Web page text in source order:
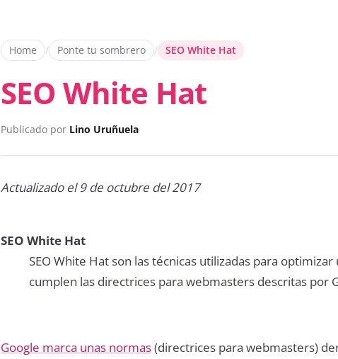
Home / Ponte tu sombrero / SEO White Hat
SEO White Hat
Publicado por Lino Uruñuela
Actualizado el 9 de octubre del 2017
SEO White Hat
SEO White Hat son las técnicas utilizadas para
cumplen las directrices para webmasters descritas por
Google marca unas normas(directrices para webmasters)